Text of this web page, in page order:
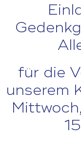
für die
unserem